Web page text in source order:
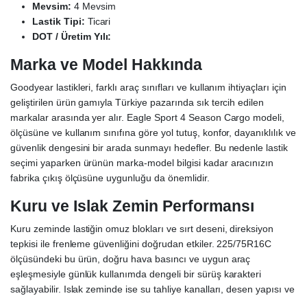
Mevsim: 4 Mevsim
Lastik Tipi: Ticari
DOT / Üretim Yılı:
Marka ve Model Hakkında
Goodyear lastikleri, farklı araç sınıfları ve kullanım ihtiyaçları için
geliştirilen ürün gamıyla Türkiye pazarında sık tercih edilen
markalar arasında yer alır. Eagle Sport 4 Season Cargo modeli,
ölçüsüne ve kullanım sınıfına göre yol tutuş, konfor, dayanıklılık ve
güvenlik dengesini bir arada sunmayı hedefler. Bu nedenle lastik
seçimi yaparken ürünün marka-model bilgisi kadar aracınızın
fabrika çıkış ölçüsüne uygunluğu da önemlidir.
Kuru ve Islak Zemin Performansı
Kuru zeminde lastiğin omuz blokları ve sırt deseni, direksiyon
tepkisi ile frenleme güvenliğini doğrudan etkiler. 225/75R16C
ölçüsündeki bu ürün, doğru hava basıncı ve uygun araç
eşleşmesiyle günlük kullanımda dengeli bir sürüş karakteri
sağlayabilir. Islak zeminde ise su tahliye kanalları, desen yapısı ve